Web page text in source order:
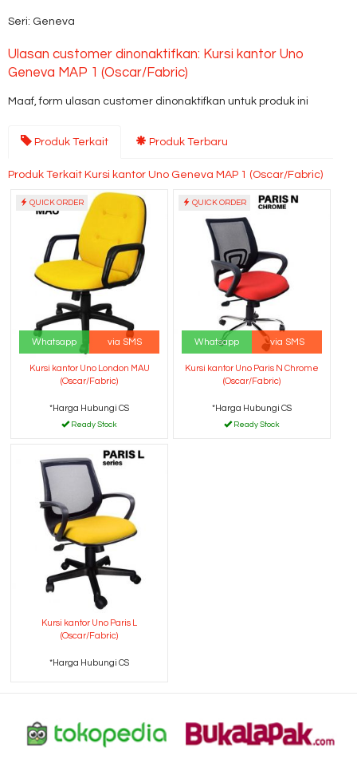
Seri: Geneva
Ulasan customer dinonaktifkan: Kursi kantor Uno
Geneva MAP 1 (Oscar/Fabric)
Maaf, form ulasan customer dinonaktifkan untuk produk ini
Produk Terkait Produk Terbaru
Produk Terkait Kursi kantor Uno Geneva MAP 1 (Oscar/Fabric)
QUICK ORDER
Whatsapp via SMS
Kursi kantor Uno London MAU
(Oscar/Fabric)
*Harga Hubungi CS
Ready Stock
QUICK ORDER
Whatsapp via SMS
Kursi kantor Uno Paris N Chrome
(Oscar/Fabric)
*Harga Hubungi CS
Ready Stock
Kursi kantor Uno Paris L
(Oscar/Fabric)
*Harga Hubungi CS